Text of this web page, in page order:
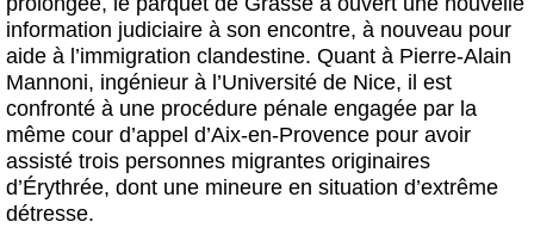
information judiciaire à son encontre, à nouveau pour
aide à l’immigration clandestine. Quant à Pierre-Alain
Mannoni, ingénieur à l’Université de Nice, il est
confronté à une procédure pénale engagée par la
même cour d’appel d’Aix-en-Provence pour avoir
assisté trois personnes migrantes originaires
d’Érythrée, dont une mineure en situation d’extrême
détresse.